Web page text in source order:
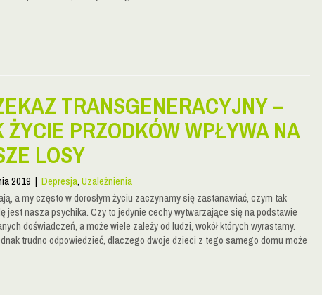
TRANSGENERACYJNY –
ŻYCIE PRZODKÓW WPŁYWA NA
LOSY
2019 | Depresja,Uzależnienia
a my często w dorosłym życiu zaczynamy się zastanawiać, czym tak
jest nasza psychika. Czy to jedynie cechy wytwarzające się na podstawie
doświadczeń, a może wiele zależy od ludzi, wokół których wyrastamy.
trudno odpowiedzieć, dlaczego dwoje dzieci z tego samego domu może